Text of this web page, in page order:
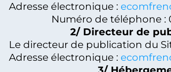
Adresse électronique :
Numéro de téléphone :
2/ Directeur de
Le directeur de publication du
Adresse électronique :